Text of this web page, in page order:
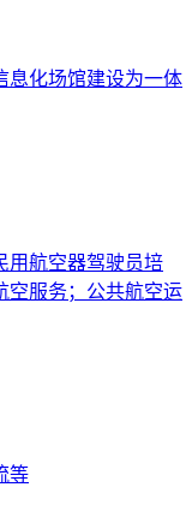
息化场馆建设为一体
用航空器驾驶员培
空服务；公共航空运
等